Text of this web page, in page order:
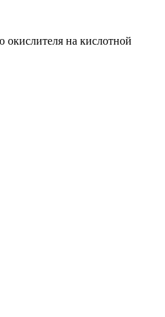
окислителя на кислотной